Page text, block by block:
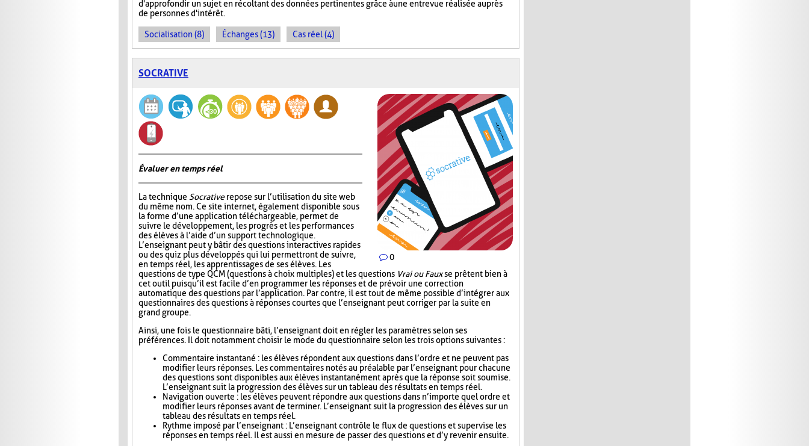
d'approfondir un sujet en récoltant des données pertinentes grâce à une entrevue réalisée auprès
de personnes d'intérêt.
Socialisation (8) Échanges (13) Cas réel (4)
SOCRATIVE
0
Évaluer en temps réel
La technique Socrativerepose sur l’utilisation du site web
du même nom. Ce site internet, également disponible sous
la forme d’une application téléchargeable, permet de
suivre le développement, les progrès et les performances
des élèves à l’aide d’un support technologique.
L’enseignant peut y bâtir des questions interactives rapides
ou des quiz plus développés qui lui permettront de suivre,
en temps réel, les apprentissages de ses élèves. Les
questions de type QCM (questions à choix multiples) et les questions Vrai ou Fauxse prêtent bien à
cet outil puisqu’il est facile d’en programmer les réponses et de prévoir une correction
automatique des questions par l’application. Par contre, il est tout de même possible d’intégrer aux
questionnaires des questions à réponses courtes que l’enseignant peut corriger par la suite en
grand groupe.
Ainsi, une fois le questionnaire bâti, l’enseignant doit en régler les paramètres selon ses
préférences. Il doit notamment choisir le mode du questionnaire selon les trois options suivantes :
Commentaire instantané : les élèves répondent aux questions dans l’ordre et ne peuvent pas
modifier leurs réponses. Les commentaires notés au préalable par l’enseignant pour chacune
des questions sont disponibles aux élèves instantanément après que la réponse soit soumise.
L’enseignant suit la progression des élèves sur un tableau des résultats en temps réel.
Navigation ouverte : les élèves peuvent répondre aux questions dans n’importe quel ordre et
modifier leurs réponses avant de terminer. L’enseignant suit la progression des élèves sur un
tableau des résultats en temps réel.
Rythme imposé par l’enseignant : L’enseignant contrôle le flux de questions et supervise les
réponses en temps réel. Il est aussi en mesure de passer des questions et d’y revenir ensuite.